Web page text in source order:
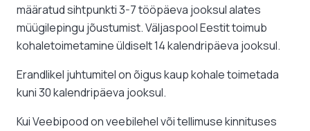
määratud sihtpunkti 3-7 tööpäeva jooksul alates
müügilepingu jõustumist. Väljaspool Eestit toimub
kohaletoimetamine üldiselt 14 kalendripäeva jooksul.
Erandlikel juhtumitel on õigus kaup kohale toimetada
kuni 30 kalendripäeva jooksul.
Kui Veebipood on veebilehel või tellimuse kinnituses